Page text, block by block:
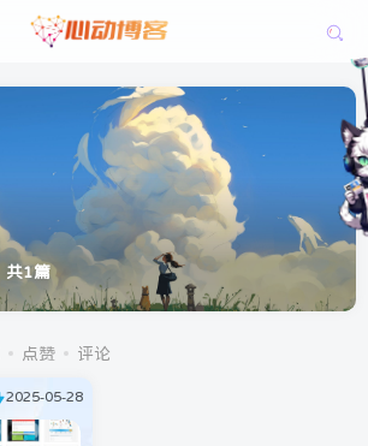
共1篇
点赞 评论
2025-05-28